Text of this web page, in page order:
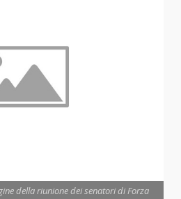
della riunione dei senatori di Forza